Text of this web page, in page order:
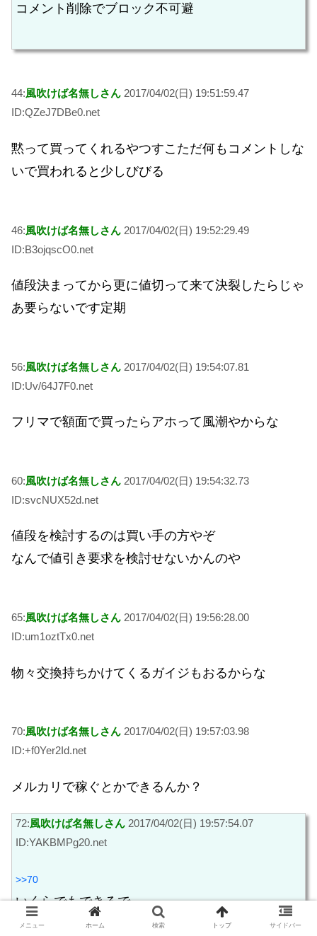
コメント削除でブロック不可避
44:風吹けば名無しさん 2017/04/02(日) 19:51:59.47
ID:QZeJ7DBe0.net
黙って買ってくれるやつすこただ何もコメントしな
いで買われると少しびびる
46:風吹けば名無しさん 2017/04/02(日) 19:52:29.49
ID:B3ojqscO0.net
値段決まってから更に値切って来て決裂したらじゃ
あ要らないです定期
56:風吹けば名無しさん 2017/04/02(日) 19:54:07.81
ID:Uv/64J7F0.net
フリマで額面で買ったらアホって風潮やからな
60:風吹けば名無しさん 2017/04/02(日) 19:54:32.73
ID:svcNUX52d.net
値段を検討するのは買い手の方やぞ
なんで値引き要求を検討せないかんのや
65:風吹けば名無しさん 2017/04/02(日) 19:56:28.00
ID:um1oztTx0.net
物々交換持ちかけてくるガイジもおるからな
70:風吹けば名無しさん 2017/04/02(日) 19:57:03.98
ID:+f0Yer2Id.net
メルカリで稼ぐとかできるんか？
72:風吹けば名無しさん 2017/04/02(日) 19:57:54.07
ID:YAKBMPg20.net
>>70
いくらでもできるで
てか商品持ってなくてもできるで
メニュー ホーム 検索 トップ サイドバー